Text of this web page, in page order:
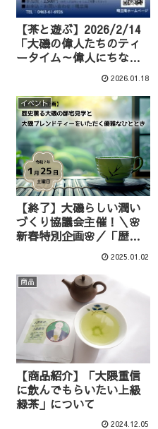
【茶と遊ぶ】2026/2/14
「大磯の偉人たちのティ
ータイム～偉人にちなん
だお茶を飲みながら～」
2026.01.18
イベント
【終了】大磯らしい潤い
づくり協議会主催！＼🌸
新春特別企画🌸／「歴史
薫る大磯の邸宅見学と大
磯ブレンドティーをいた
だく優雅なひととき」
2025.01.02
商品
【商品紹介】「大隈重信
に飲んでもらいたい上級
緑茶」について
2024.12.05